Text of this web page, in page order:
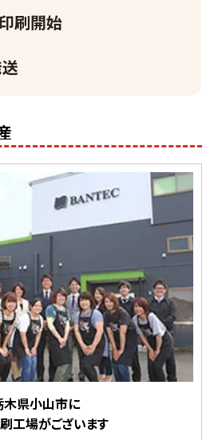
刷開始
木県小山市に
工場がございます